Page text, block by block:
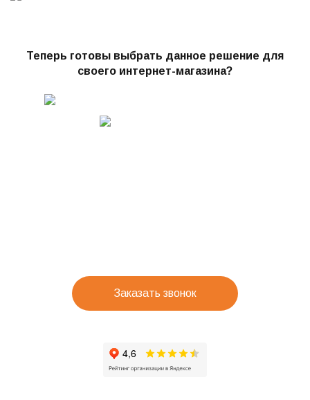
Теперь готовы выбрать данное решение для
своего интернет-магазина?
Заказать звонок